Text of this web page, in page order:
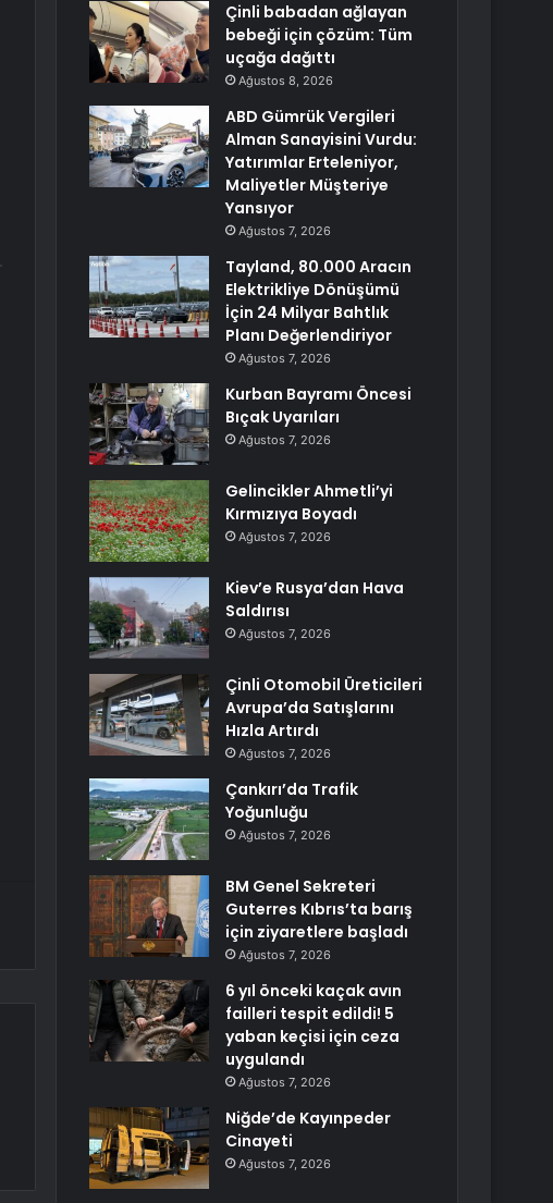
Çinli babadan ağlayan
bebeği için çözüm: Tüm
uçağa dağıttı
Ağustos 8, 2026
ABD Gümrük Vergileri
Alman Sanayisini Vurdu:
Yatırımlar Erteleniyor,
Maliyetler Müşteriye
Yansıyor
Ağustos 7, 2026
Tayland, 80.000 Aracın
Elektrikliye Dönüşümü
İçin 24 Milyar Bahtlık
Planı Değerlendiriyor
Ağustos 7, 2026
Kurban Bayramı Öncesi
Bıçak Uyarıları
Ağustos 7, 2026
Gelincikler Ahmetli’yi
Kırmızıya Boyadı
Ağustos 7, 2026
Kiev’e Rusya’dan Hava
Saldırısı
Ağustos 7, 2026
Çinli Otomobil Üreticileri
Avrupa’da Satışlarını
Hızla Artırdı
Ağustos 7, 2026
Çankırı’da Trafik
Yoğunluğu
Ağustos 7, 2026
BM Genel Sekreteri
Guterres Kıbrıs’ta barış
için ziyaretlere başladı
Ağustos 7, 2026
6 yıl önceki kaçak avın
failleri tespit edildi! 5
yaban keçisi için ceza
uygulandı
Ağustos 7, 2026
Niğde’de Kayınpeder
Cinayeti
Ağustos 7, 2026